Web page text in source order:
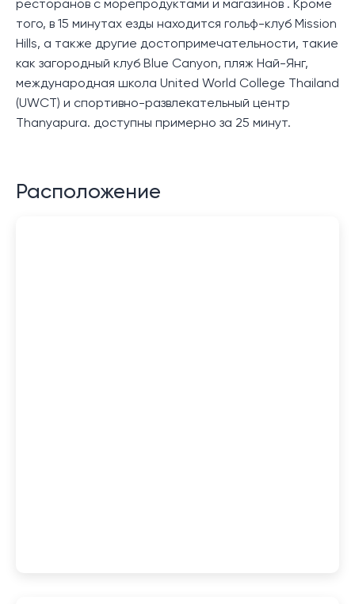
ресторанов с морепродуктами и магазинов . Кроме
того, в 15 минутах езды находится гольф-клуб Mission
Hills, а также другие достопримечательности, такие
как загородный клуб Blue Canyon, пляж Най-Янг,
международная школа United World College Thailand
(UWCT) и спортивно-развлекательный центр
Thanyapura. доступны примерно за 25 минут.
Расположение